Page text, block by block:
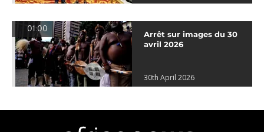
01:00
Arrêt sur images du 30
avril 2026
30th April 2026